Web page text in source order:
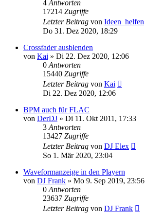
4 Antworten
17214 Zugriffe
Letzter Beitrag von Ideen_helfen
Do 31. Dez 2020, 18:29
Crossfader ausblenden
von Kai » Di 22. Dez 2020, 12:06
0 Antworten
15440 Zugriffe
Letzter Beitrag von Kai
Di 22. Dez 2020, 12:06
BPM auch für FLAC
von DerDJ » Di 11. Okt 2011, 17:33
3 Antworten
13427 Zugriffe
Letzter Beitrag von DJ Elex
So 1. Mär 2020, 23:04
Waveformanzeige in den Playern
von DJ Frank » Mo 9. Sep 2019, 23:56
0 Antworten
23637 Zugriffe
Letzter Beitrag von DJ Frank